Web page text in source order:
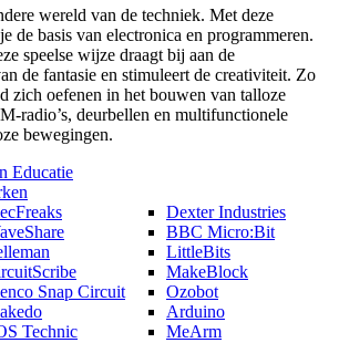
wereld van de techniek. Met deze
de basis van electronica en programmeren.
speelse wijze draagt bij aan de
de fantasie en stimuleert de creativiteit. Zo
zich oefenen in het bouwen van talloze
radio’s, deurbellen en multifunctionele
bewegingen.
Educatie
Snap Circuit
Technic
Dexter Industries
BBC Micro:Bit
LittleBits
MakeBlock
Ozobot
Arduino
MeArm